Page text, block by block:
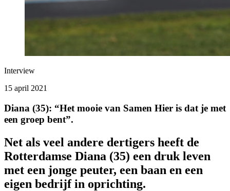
Interview
15 april 2021
Diana (35): “Het mooie van Samen Hier is dat je met
een groep bent”.
Net als veel andere dertigers heeft de
Rotterdamse Diana (35) een druk leven
met een jonge peuter, een baan en een
eigen bedrijf in oprichting.